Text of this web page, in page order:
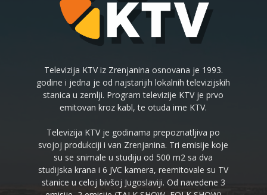
Televizija KTV iz Zrenjanina osnovana je 1993.
godine i jedna je od najstarijih lokalnih televizijskih
stanica u zemlji. Program televizije KTV je prvo
emitovan kroz kabl, te otuda ime KTV.
Televizija KTV je godinama prepoznatljiva po
svojoj produkciji i van Zrenjanina. Tri emisije koje
su se snimale u studiju od 500 m2 sa dva
studijska krana i 6 JVC kamera, reemitovale su TV
stanice u celoj bivšoj Jugoslaviji. Od navedene 3